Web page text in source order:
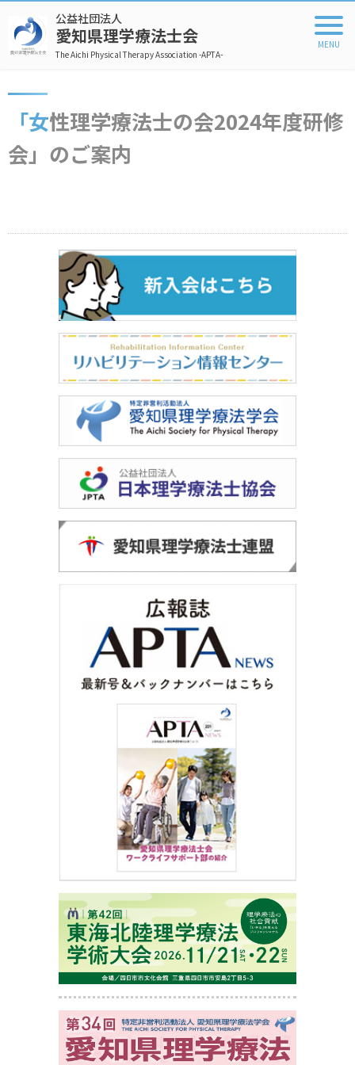
公益社団法人
愛知県理学療法士会
The Aichi Physical Therapy Association -APTA-
「女性理学療法士の会2024年度研修
会」のご案内